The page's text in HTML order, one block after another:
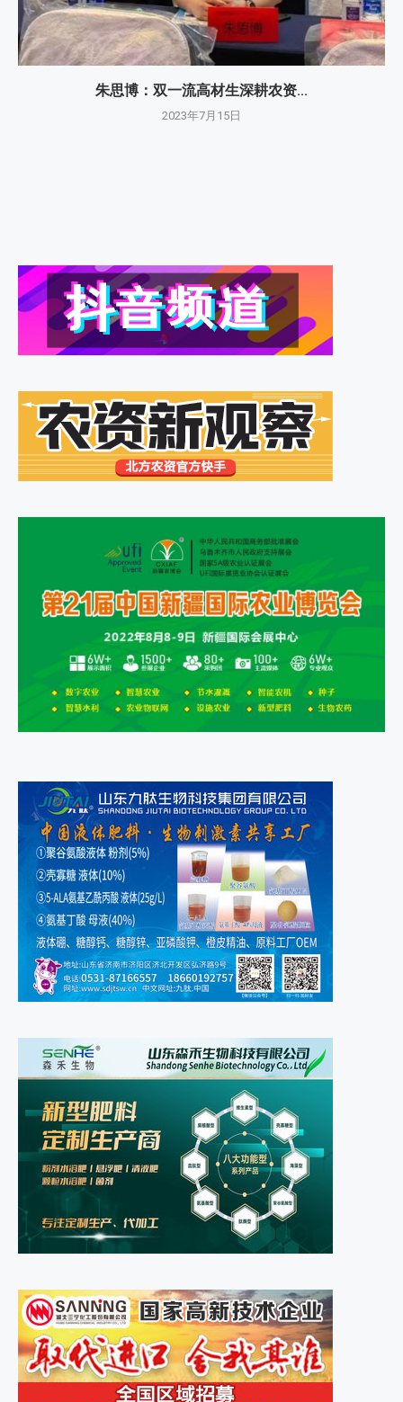
朱思博：双一流高材生深耕农资...
2023年7月15日